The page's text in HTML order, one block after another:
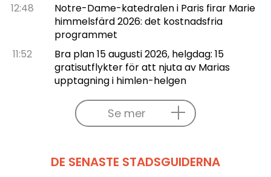
12:48
Notre-Dame-katedralen i Paris firar Marie
himmelsfärd 2026: det kostnadsfria
programmet
11:52
Bra plan 15 augusti 2026, helgdag: 15
gratisutflykter för att njuta av Marias
upptagning i himlen-helgen
Se mer
DE SENASTE STADSGUIDERNA